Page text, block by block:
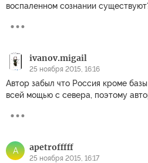
воспаленном сознании
ivanov.migail
25 ноября 2015, 16:16
Автор забыл что Россия кроме
всей мощью с севера, поэтому
A apetrofffff
25 ноября 2015, 16:17